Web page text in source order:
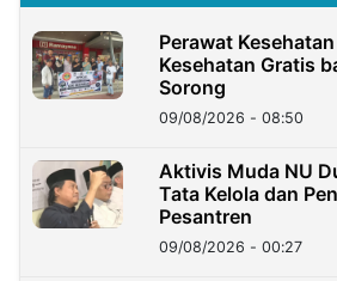
Perawat
Kesehatan Gratis
Sorong
09/08/2026 - 08:50
Aktivis Muda NU
Tata Kelola dan
Pesantren
09/08/2026 - 00:27